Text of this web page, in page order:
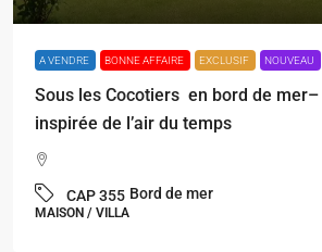
A VENDRE BONNE AFFAIRE EXCLUSIF NOUVEAU
Sous les Cocotiers en bord de mer–
inspirée de l’air du temps
CAP 355 Bord de mer
MAISON / VILLA